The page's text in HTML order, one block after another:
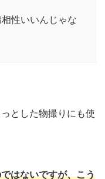
性いいんじゃな
とした物撮りにも使
はないですが、こう